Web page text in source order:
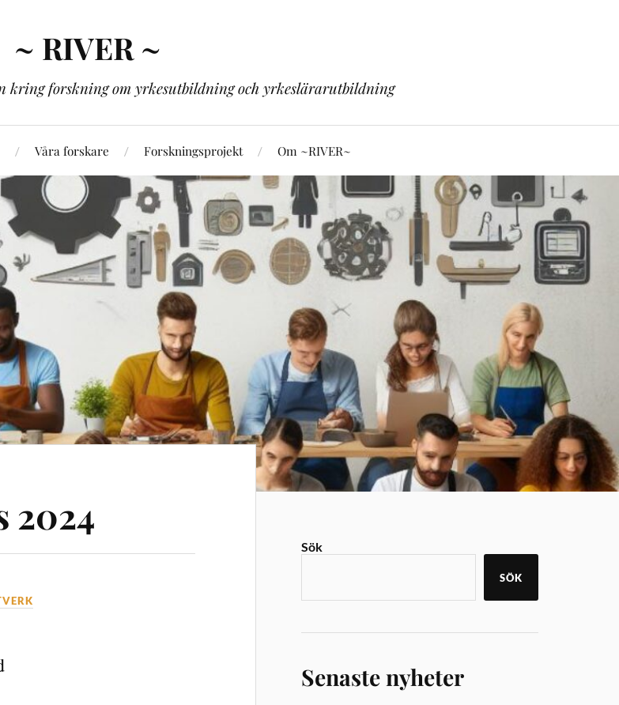
~ RIVER ~
kring forskning om yrkesutbildning och yrkeslärarutbildning
Våra forskare Forskningsprojekt Om ~RIVER~
2024
Sök
SÖK
Senaste nyheter